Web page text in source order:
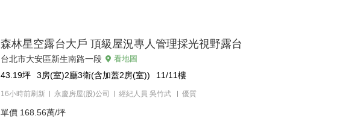
森林星空露台大戶 頂級屋況專人管理採光視野露台
台北市大安區新生南路一段 看地圖
43.19坪 3房(室)2廳3衛(含加蓋2房(室)) 11/11樓
16小時前刷新 永慶房屋(股)公司 經紀人員 吳竹武 優質
單價 168.56萬/坪